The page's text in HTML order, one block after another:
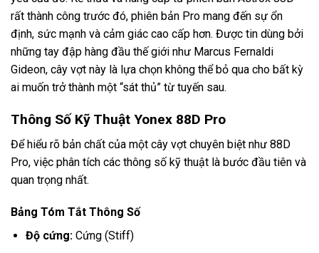
rất thành công trước đó, phiên bản Pro mang đến sự ổn
định, sức mạnh và cảm giác cao cấp hơn. Được tin dùng bởi
những tay đập hàng đầu thế giới như Marcus Fernaldi
Gideon, cây vợt này là lựa chọn không thể bỏ qua cho bất kỳ
ai muốn trở thành một “sát thủ” từ tuyến sau.
Thông Số Kỹ Thuật Yonex 88D Pro
Để hiểu rõ bản chất của một cây vợt chuyên biệt như 88D
Pro, việc phân tích các thông số kỹ thuật là bước đầu tiên và
quan trọng nhất.
Bảng Tóm Tắt Thông Số
Độ cứng:Cứng (Stiff)